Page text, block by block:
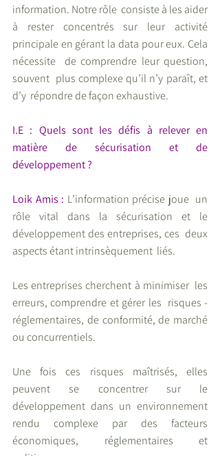
information. Notre rôle  consiste à les aider
à rester concentrés sur leur activité
principale en gérant la data pour eux. Cela
nécessite  de comprendre leur question,
souvent  plus complexe qu’il n’y paraît, et
d’y  répondre de façon exhaustive.
I.E : Quels sont les défis à relever en
matière de sécurisation et de
développement ?
Loik Amis : L’information précise joue  un
rôle vital dans la sécurisation et le
développement des entreprises, ces  deux
aspects étant intrinsèquement  liés.
Les entreprises cherchent à minimiser  les
erreurs, comprendre et gérer les  risques -
réglementaires, de conformité, de marché
ou concurrentiels.
Une fois ces risques maîtrisés, elles
peuvent se concentrer sur le
développement dans un environnement
rendu complexe par des facteurs
économiques, réglementaires et